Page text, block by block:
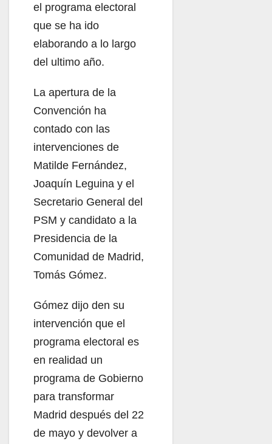
el programa electoral
que se ha ido
elaborando a lo largo
del ultimo año.
La apertura de la
Convención ha
contado con las
intervenciones de
Matilde Fernández,
Joaquín Leguina y el
Secretario General del
PSM y candidato a la
Presidencia de la
Comunidad de Madrid,
Tomás Gómez.
Gómez dijo den su
intervención que el
programa electoral es
en realidad un
programa de Gobierno
para transformar
Madrid después del 22
de mayo y devolver a